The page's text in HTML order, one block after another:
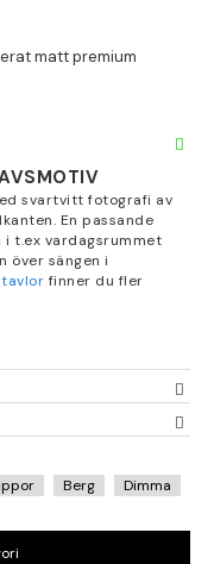
svartvitt fotografi av
En passande
t.ex vardagsrummet
över sängen i
finner du fler
Berg Dimma